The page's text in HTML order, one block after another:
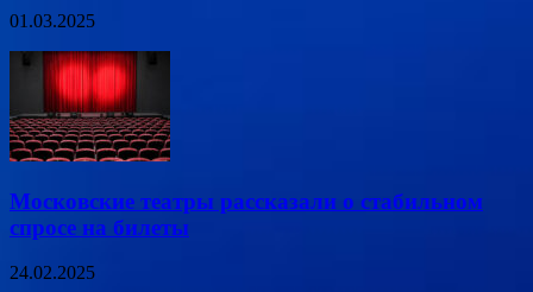
01.03.2025
Московские театры рассказали о стабильном
спросе на билеты
24.02.2025